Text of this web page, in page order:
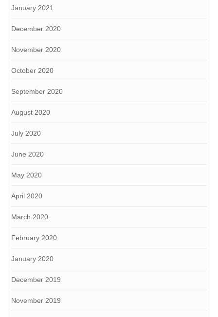
January 2021
December 2020
November 2020
October 2020
September 2020
August 2020
July 2020
June 2020
May 2020
April 2020
March 2020
February 2020
January 2020
December 2019
November 2019